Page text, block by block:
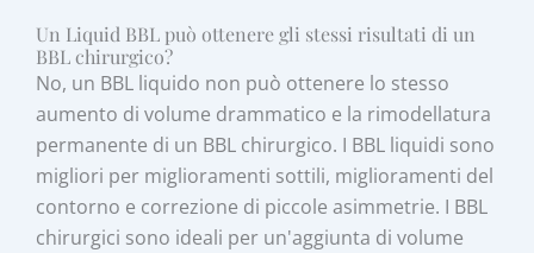
Un Liquid BBL può ottenere gli stessi risultati di un
BBL chirurgico?
No, un BBL liquido non può ottenere lo stesso
aumento di volume drammatico e la rimodellatura
permanente di un BBL chirurgico. I BBL liquidi sono
migliori per miglioramenti sottili, miglioramenti del
contorno e correzione di piccole asimmetrie. I BBL
chirurgici sono ideali per un'aggiunta di volume